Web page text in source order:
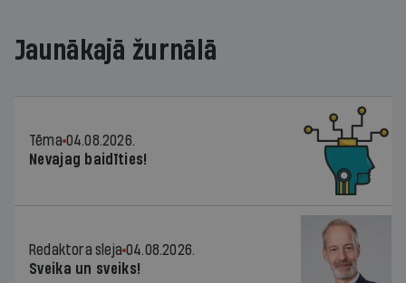
Jaunākajā žurnālā
Tēma 04.08.2026.
Nevajag baidīties!
Redaktora sleja 04.08.2026.
Sveika un sveiks!